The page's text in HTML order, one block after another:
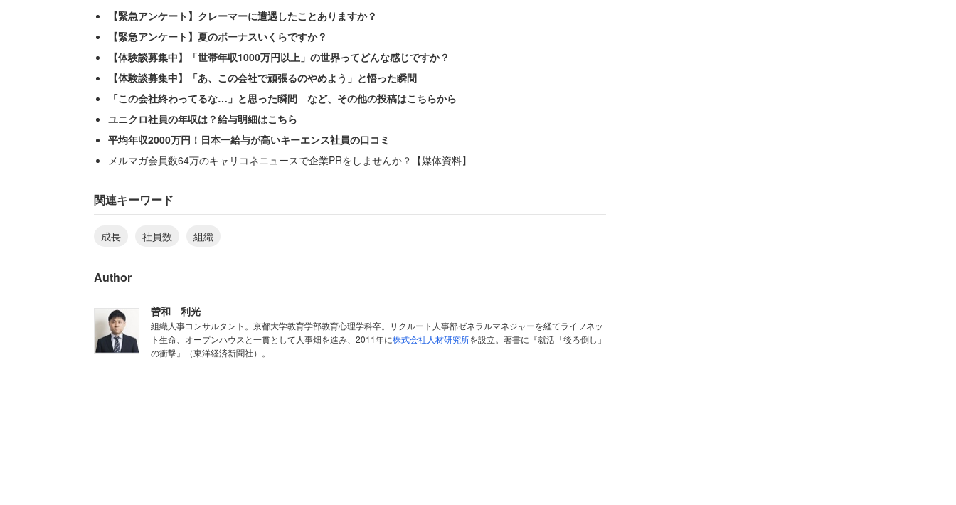
からです。認知限界とは人間の認知能力や情報処理能力の限界のことで、もともとは組織論に
おいて「一人の人間が安定した関係を維持できる人数には限界がある」という経営学者のサイ
モンが用いた用語です。
人には誰でもこの「認知限界」があるので、複雑な情報処理をする際には、処理対象となる情
報を細かく分け、別々に対応することが必要となります。組織に当てはめると、社員数が増え
ると経営者が直接メンバーを見ることができなくなるので、組織を細かく分けて、それぞれに
管理者を置き、権限を委譲しなければなりません。
【緊急アンケート】クレーマーに遭遇したことありますか？
【緊急アンケート】夏のボーナスいくらですか？
【体験談募集中】「世帯年収1000万円以上」の世界ってどんな感じですか？
【体験談募集中】「あ、この会社で頑張るのやめよう」と悟った瞬間
「この会社終わってるな…」と思った瞬間 など、その他の投稿はこちらから
ユニクロ社員の年収は？給与明細はこちら
平均年収2000万円！日本一給与が高いキーエンス社員の口コミ
メルマガ会員数64万のキャリコネニュースで企業PRをしませんか？【媒体資料】
関連キーワード
成長 社員数 組織
Author
曽和 利光
組織人事コンサルタント。京都大学教育学部教育心理学科卒。リクルート人事部ゼネラルマネジャーを経てライフネッ
ト生命、オープンハウスと一貫として人事畑を進み、2011年に株式会社人材研究所を設立。著書に『就活「後ろ倒し」
の衝撃』（東洋経済新聞社）。